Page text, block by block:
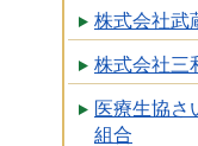
株式会社武
株式会社三
医療生協さ
組合